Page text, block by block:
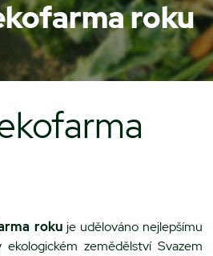
roku
rokuje udělováno nejlepšímu
zemědělství Svazem